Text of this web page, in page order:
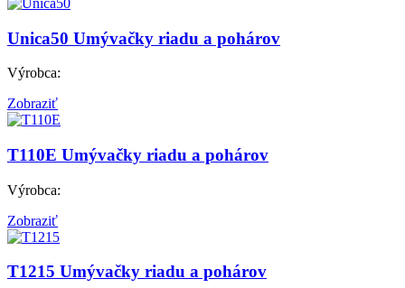
Unica50 Umývačky riadu a pohárov
Výrobca:
Zobraziť
T110E Umývačky riadu a pohárov
Výrobca:
Zobraziť
T1215 Umývačky riadu a pohárov